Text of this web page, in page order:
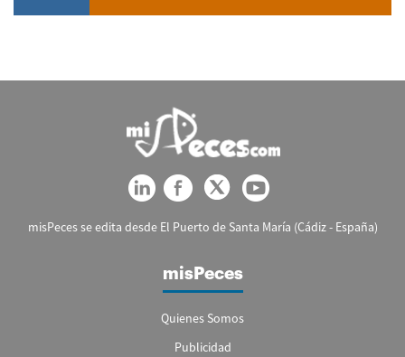
misPeces se edita desde El Puerto de Santa María (Cádiz - España)
misPeces
Quienes Somos
Publicidad